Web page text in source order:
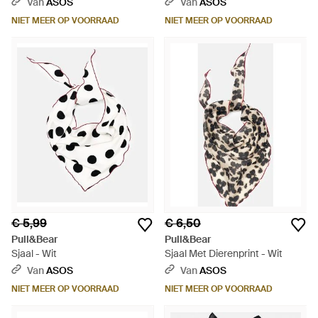
NIET MEER OP VOORRAAD NIET MEER OP VOORRAAD
€ 5,99
Pull&Bear
Sjaal - Wit
VanASOS
NIET MEER OP VOORRAAD
€ 6,50
Pull&Bear
Sjaal Met Dierenprint - Wit
VanASOS
NIET MEER OP VOORRAAD